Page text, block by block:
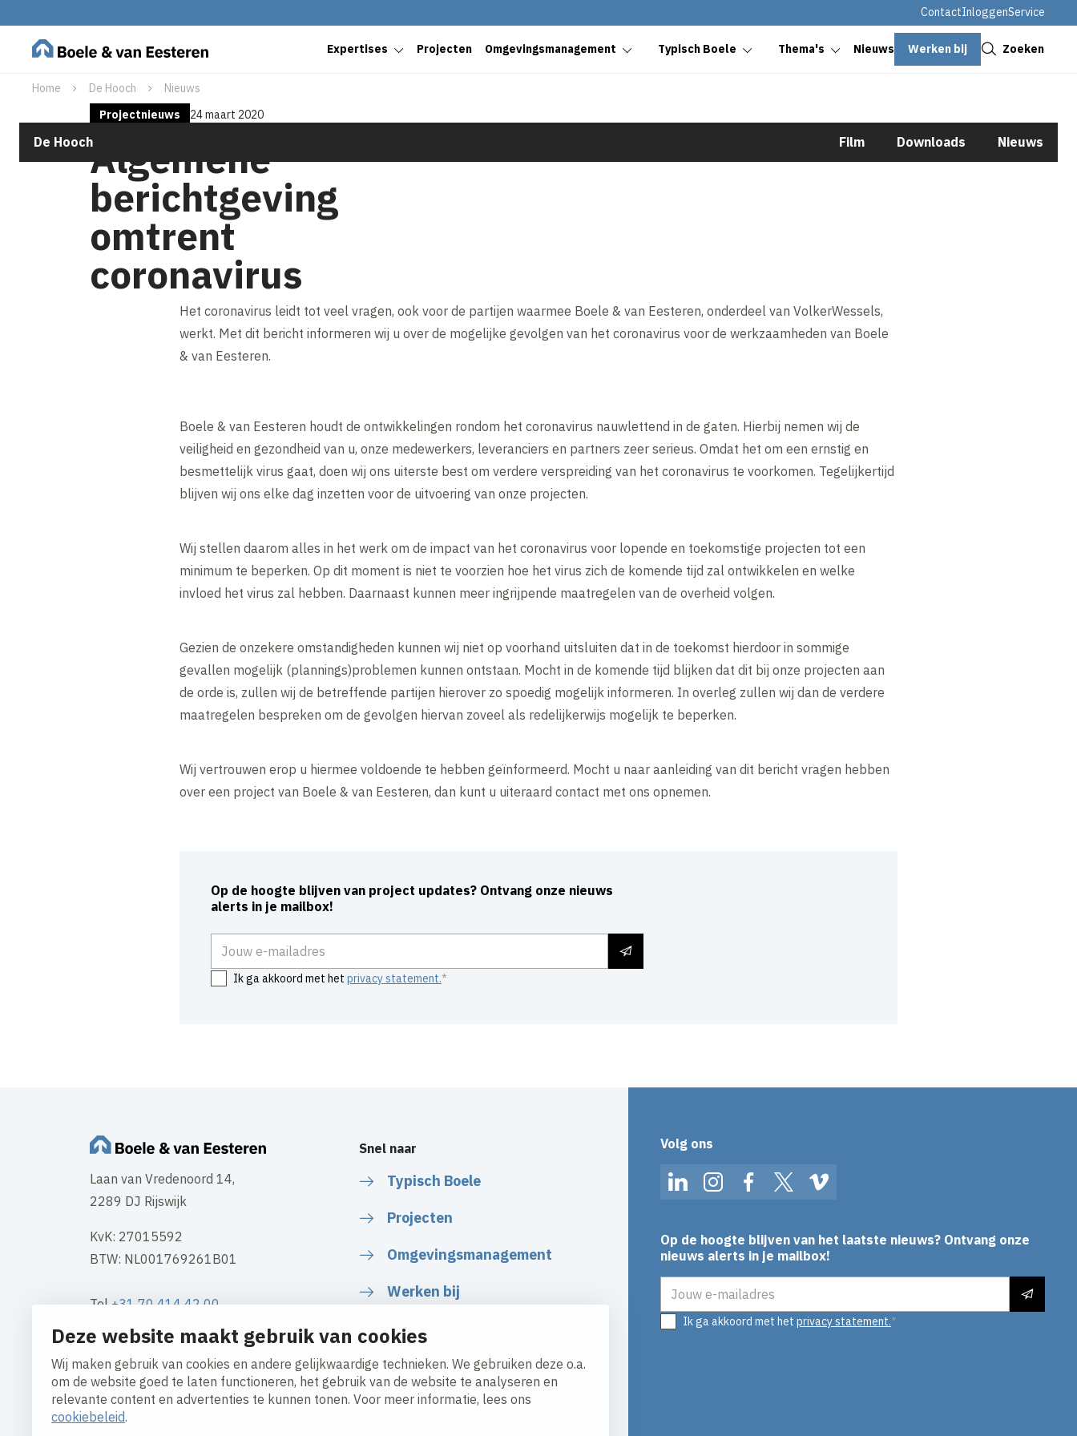
Deze website maakt gebruik van cookies
Wij maken gebruik van cookies en andere gelijkwaardige technieken. We gebruiken deze o.a.
om de website goed te laten functioneren, het gebruik van de website te analyseren en
relevante content en advertenties te kunnen tonen. Voor meer informatie, lees ons
cookiebeleid.
ContactInloggenService
Expertises Projecten Omgevingsmanagement Typisch Boele Thema's Nieuws Werken bij Zoeken
Home De Hooch Nieuws
De Hooch Film Downloads Nieuws
Projectnieuws 24 maart 2020
Algemene
berichtgeving
omtrent
coronavirus
Het coronavirus leidt tot veel vragen, ook voor de partijen waarmee Boele & van Eesteren, onderdeel van VolkerWessels,
werkt. Met dit bericht informeren wij u over de mogelijke gevolgen van het coronavirus voor de werkzaamheden van Boele
& van Eesteren.
Boele & van Eesteren houdt de ontwikkelingen rondom het coronavirus nauwlettend in de gaten. Hierbij nemen wij de
veiligheid en gezondheid van u, onze medewerkers, leveranciers en partners zeer serieus. Omdat het om een ernstig en
besmettelijk virus gaat, doen wij ons uiterste best om verdere verspreiding van het coronavirus te voorkomen. Tegelijkertijd
blijven wij ons elke dag inzetten voor de uitvoering van onze projecten.
Wij stellen daarom alles in het werk om de impact van het coronavirus voor lopende en toekomstige projecten tot een
minimum te beperken. Op dit moment is niet te voorzien hoe het virus zich de komende tijd zal ontwikkelen en welke
invloed het virus zal hebben. Daarnaast kunnen meer ingrijpende maatregelen van de overheid volgen.
Gezien de onzekere omstandigheden kunnen wij niet op voorhand uitsluiten dat in de toekomst hierdoor in sommige
gevallen mogelijk (plannings)problemen kunnen ontstaan. Mocht in de komende tijd blijken dat dit bij onze projecten aan
de orde is, zullen wij de betreffende partijen hierover zo spoedig mogelijk informeren. In overleg zullen wij dan de verdere
maatregelen bespreken om de gevolgen hiervan zoveel als redelijkerwijs mogelijk te beperken.
Wij vertrouwen erop u hiermee voldoende te hebben geïnformeerd. Mocht u naar aanleiding van dit bericht vragen hebben
over een project van Boele & van Eesteren, dan kunt u uiteraard contact met ons opnemen.
Op de hoogte blijven van project updates? Ontvang onze nieuws
alerts in je mailbox!
Ik ga akkoord met het privacy statement.
Laan van Vredenoord 14,
2289 DJ Rijswijk
KvK: 27015592
BTW: NL001769261B01
Tel+31 70 414 42 00
info@boele.nl
Contact
Snel naar
Typisch Boele
Projecten
Omgevingsmanagement
Werken bij
Plan uw route
Volg ons
LinkedInInstagramFacebookTwitterVimeo
Op de hoogte blijven van het laatste nieuws? Ontvang onze
nieuws alerts in je mailbox!
Ik ga akkoord met het privacy statement.
Sluiten